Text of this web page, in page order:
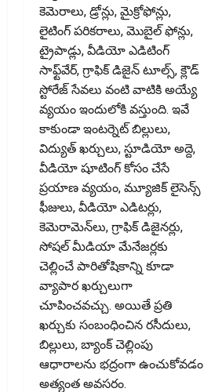
కెమెరాలు, డ్రోన్లు, మైక్రోఫోన్లు,
లైటింగ్‌ పరికరాలు, మొబైల్‌ ఫోన్లు,
ట్రైపాడ్లు, వీడియో ఎడిటింగ్‌
సాఫ్ట్‌వేర్‌, గ్రాఫిక్‌ డిజైన్‌ టూల్స్‌, క్లౌడ్‌
స్టోరేజ్‌ సేవలు వంటి వాటికి అయ్యే
వ్యయం ఇందులోకి వస్తుంది. ఇవే
కాకుండా ఇంటర్నెట్‌ బిల్లులు,
విద్యుత్‌ ఖర్చులు, స్టూడియో అద్దె,
వీడియో షూటింగ్‌ కోసం చేసే
ప్రయాణ వ్యయం, మ్యూజిక్‌ లైసెన్స్‌
ఫీజులు, వీడియో ఎడిటర్లు,
కెమెరామెన్‌లు, గ్రాఫిక్‌ డిజైనర్లు,
సోషల్‌ మీడియా మేనేజర్లకు
చెల్లించే పారితోషికాన్ని కూడా
వ్యాపార ఖర్చులుగా
చూపించవచ్చు. అయితే ప్రతి
ఖర్చుకు సంబంధించిన రసీదులు,
బిల్లులు, బ్యాంక్‌ చెల్లింపు
ఆధారాలను భద్రంగా ఉంచుకోవడం
అత్యంత అవసరం.